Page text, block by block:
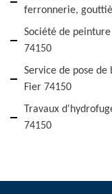
ferronnerie,
Société de
74150
Service de pose
Fier 74150
Travaux
74150